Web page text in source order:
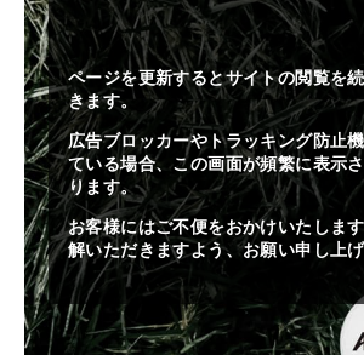
ページを更新するとサイトの閲覧を
きます。
広告ブロッカーやトラッキング防止
ている場合、この画面が頻繁に表示
ります。
お客様にはご不便をおかけいたしま
解いただきますよう、お願い申し上